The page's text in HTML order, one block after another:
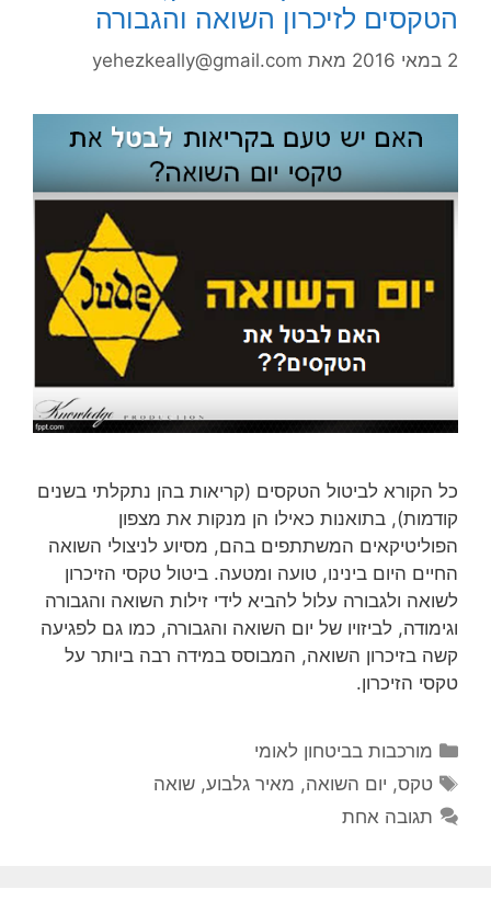
הטקסים לזיכרון השואה והגבורה
2 במאי 2016 מאת yehezkeally@gmail.com
כל הקורא לביטול הטקסים (קריאות בהן נתקלתי בשנים
קודמות), בתואנות כאילו הן מנקות את מצפון
הפוליטיקאים המשתתפים בהם, מסיוע לניצולי השואה
החיים היום בינינו, טועה ומטעה. ביטול טקסי הזיכרון
לשואה ולגבורה עלול להביא לידי זילות השואה והגבורה
וגימודה, לביזויו של יום השואה והגבורה, כמו גם לפגיעה
קשה בזיכרון השואה, המבוסס במידה רבה ביותר על
טקסי הזיכרון.
קטגוריות
מורכבות בביטחון לאומי
תגיות
טקס, יום השואה, מאיר גלבוע,שואה
תגובה אחת